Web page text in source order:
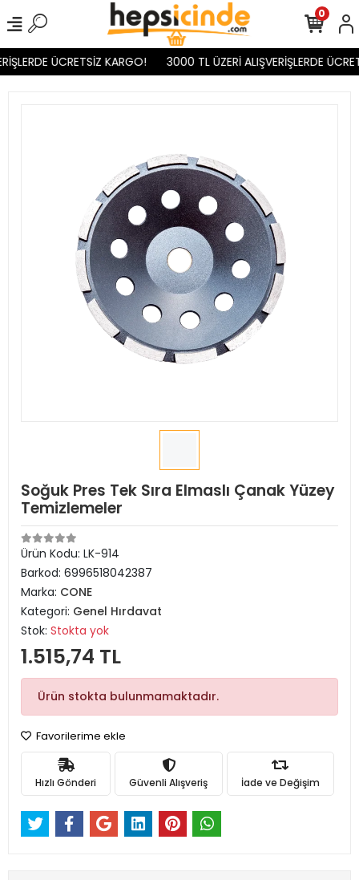
ÜCRETSİZ KARGO! 3000 TL ÜZERİ ALIŞVERİŞLERDE
0
Soğuk Pres Tek Sıra Elmaslı Çanak Yüzey
Temizlemeler
Ürün Kodu: LK-914
Barkod: 6996518042387
Marka: CONE
Kategori: Genel Hırdavat
Stok: Stokta yok
1.515,74 TL
Ürün stokta bulunmamaktadır.
Favorilerime ekle
Hızlı Gönderi Güvenli Alışveriş İade ve Değişim